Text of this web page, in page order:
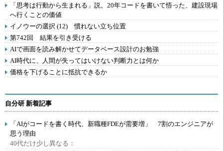
「思考は行動から生まれる」説。20年コードを書いて悟った、建設現場
へ行くことの価値
イノウーの選択 (12) 慣れない立ち位置
第742回 結果を引き受ける
AIで画面を読み解かせてデータベース設計のお勉強
AI時代に、人間が失ってはいけない判断力とは何か
価格を下げることに抵抗できるか
自分研 新着記事
「AIがコードを書く時代、新職種FDEが需要増」 7割のエンジニアが
思う理由
40代だけ少し異なる：